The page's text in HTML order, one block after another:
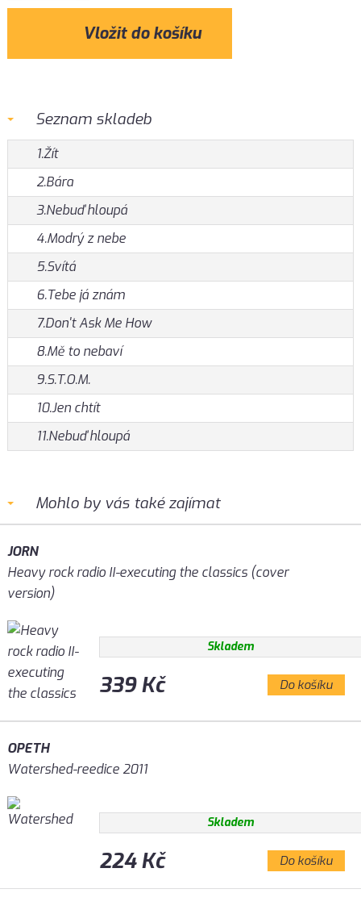
Seznam skladeb
1.Žít
2.Bára
3.Nebuď hloupá
4.Modrý z nebe
5.Svítá
6.Tebe já znám
7.Don't Ask Me How
8.Mě to nebaví
9.S.T.O.M.
10.Jen chtít
11.Nebuď hloupá
Mohlo by vás také zajímat
JORN
Heavy rock radio II-executing the classics (cover
version)
Skladem
339 Kč Do košíku
OPETH
Watershed-reedice 2011
Skladem
224 Kč Do košíku